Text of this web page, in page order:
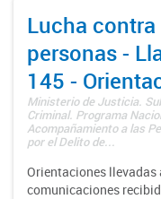
Lucha
personas -
145 -
Ministerio de Justicia.
Criminal. Programa
Acompañamiento a las
por el Delito de...
Orientaciones llevadas
comunicaciones